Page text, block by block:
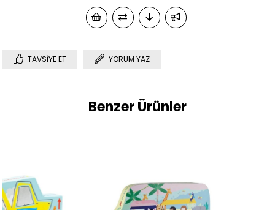
TAVSIYE ET YORUM YAZ
Benzer Ürünler